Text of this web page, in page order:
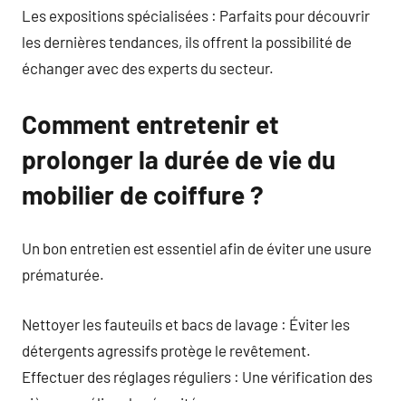
Les expositions spécialisées : Parfaits pour découvrir
les dernières tendances, ils offrent la possibilité de
échanger avec des experts du secteur.
Comment entretenir et
prolonger la durée de vie du
mobilier de coiffure ?
Un bon entretien est essentiel afin de éviter une usure
prématurée.
Nettoyer les fauteuils et bacs de lavage : Éviter les
détergents agressifs protège le revêtement.
Effectuer des réglages réguliers : Une vérification des